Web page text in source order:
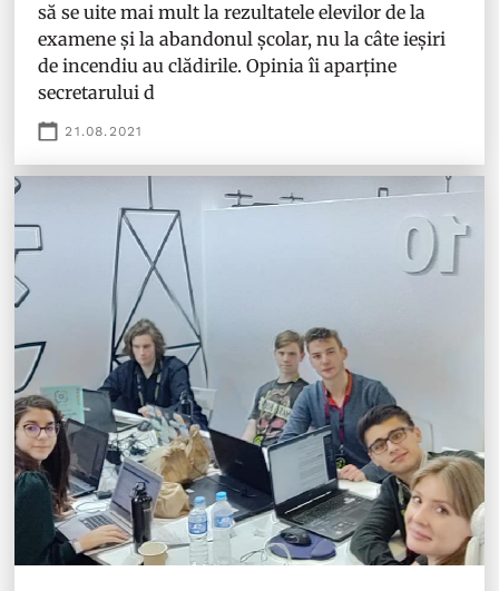
să se uite mai mult la rezultatele elevilor de la
examene și la abandonul școlar, nu la câte ieșiri
de incendiu au clădirile. Opinia îi aparține
secretarului d
21.08.2021